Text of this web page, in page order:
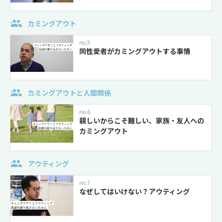
カミングアウト
no.5
同性愛者がカミングアウトする事情
カミングアウトと人間関係
no.6
親しいからこそ難しい、家族・友人への
カミングアウト
アウティング
no.7
なぜしてはいけない？アウティング